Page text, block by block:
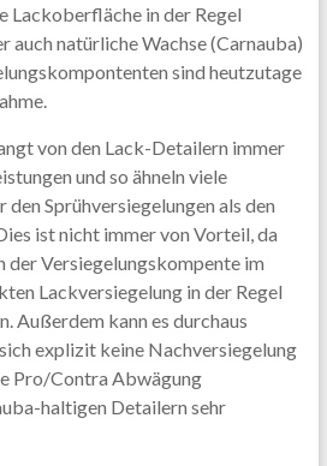
Lackoberfläche in der Regel
auch natürliche Wachse (Carnauba)
sind heutzutage
von den Lack-Detailern immer
und so ähneln viele
Sprühversiegelungen als den
ist nicht immer von Vorteil, da
der Versiegelungskompente im
Lackversiegelung in der Regel
Außerdem kann es durchaus
explizit keine Nachversiegelung
Pro/Contra Abwägung
haltigen Detailern sehr